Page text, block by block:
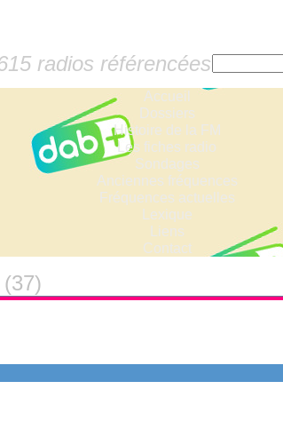
radios référencées
Accueil
Dossiers
Histoire de la FM
Les fiches radio
Sondages
Anciennes fréquences
Fréquences actuelles
Lexique
Liens
Contact
(37)